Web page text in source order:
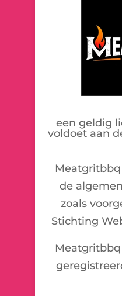
een geldig
voldoet aan
de
zoals
Stichting